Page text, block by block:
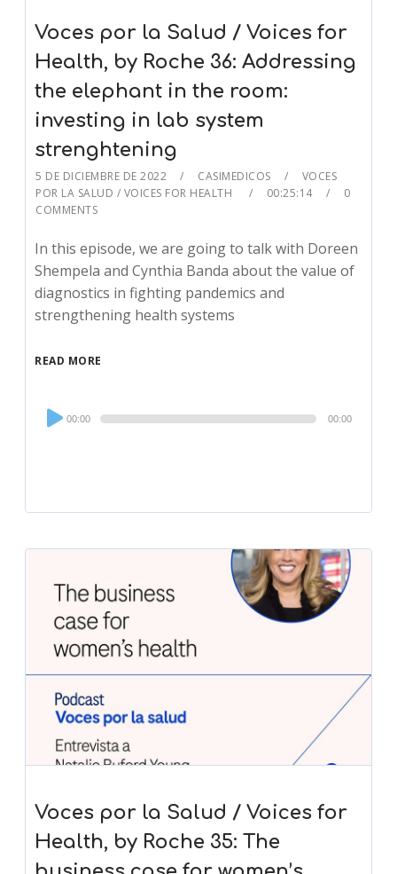
Voces por la Salud / Voices for
Health, by Roche 36: Addressing
the elephant in the room:
investing in lab system
strenghtening
5 DE DICIEMBRE DE 2022 CASIMEDICOS
VOCES
POR LA SALUD / VOICES FOR HEALTH
00:25:14
0
COMMENTS
In this episode, we are going to talk with Doreen
Shempela and Cynthia Banda about the value of
diagnostics in fighting pandemics and
strengthening health systems
READ MORE
Audio
Player
00:00 00:00
Voces por la Salud / Voices for
Health, by Roche 35: The